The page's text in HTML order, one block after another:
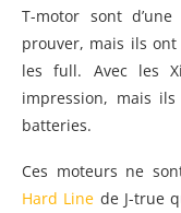
T-motor sont
prouver, mais ils
les full. Avec les
impression, mais
batteries.
Ces moteurs ne
Hard Line de J-true